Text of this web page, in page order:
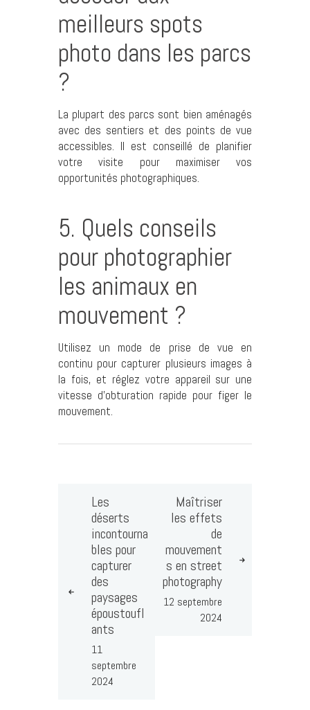
meilleurs spots
photo dans les parcs
?
La plupart des parcs sont bien aménagés
avec des sentiers et des points de vue
accessibles. Il est conseillé de planifier
votre visite pour maximiser vos
opportunités photographiques.
5. Quels conseils
pour photographier
les animaux en
mouvement ?
Utilisez un mode de prise de vue en
continu pour capturer plusieurs images à
la fois, et réglez votre appareil sur une
vitesse d’obturation rapide pour figer le
mouvement.
Les
déserts
incontourna
bles pour
capturer
des
paysages
époustoufl
ants
11
septembre
2024
Maîtriser
les effets
de
mouvement
s en street
photography
12 septembre
2024